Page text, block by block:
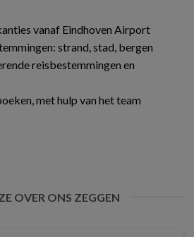
vanaf Eindhoven Airport
strand, stad, bergen
reisbestemmingen en
met hulp van het team
OVER ONS ZEGGEN